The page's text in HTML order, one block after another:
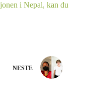
i Nepal, kan du
NESTE